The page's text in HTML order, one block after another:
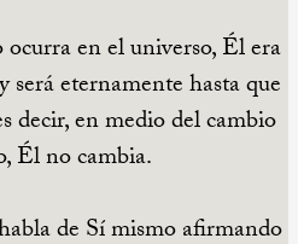
en el universo, Él era
será eternamente hasta que
decir,en medio del cambio
Él no cambia.
de Sí mismo afirmando